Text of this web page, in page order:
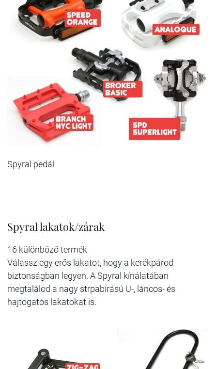
Spyral pedál
Spyral lakatok/zárak
16 különböző termék
Válassz egy erős lakatot, hogy a kerékpárod
biztonságban legyen. A Spyral kínálatában
megtalálod a nagy strpabírású U-, láncos- és
hajtogatós lakatokat is.